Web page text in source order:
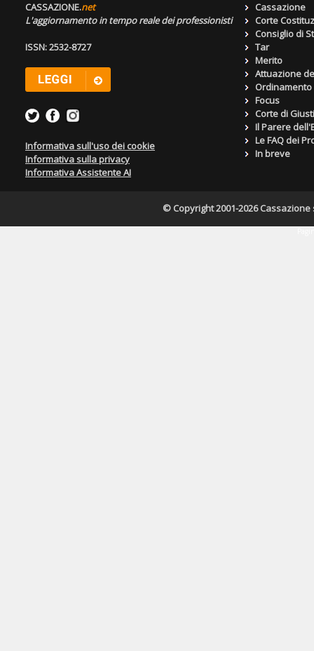
CASSAZIONE.net
L'aggiornamento in tempo reale dei professionisti
ISSN: 2532-8727
Informativa sull'uso dei cookie
Informativa sulla privacy
Informativa Assistente AI
Cassazione
Corte
Consiglio di
Tar
Merito
Attuazione
Focus
Corte di
Il Parere
Le FAQ dei
In breve
© Copyright 2001-2026 Cassazione